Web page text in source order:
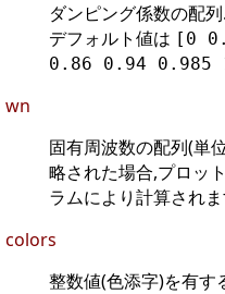
ダンピング係数の配列.
デフォルト値は [0
0.86 0.94 0.985
wn
固有周波数の配列(単
略された場合,プロッ
ラムにより計算され
colors
整数値(色添字)を有す